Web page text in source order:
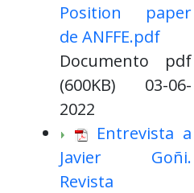
Position paper
de ANFFE.pdf
Documento pdf
(600KB) 03-06-
2022
Entrevista a
Javier Goñi.
Revista